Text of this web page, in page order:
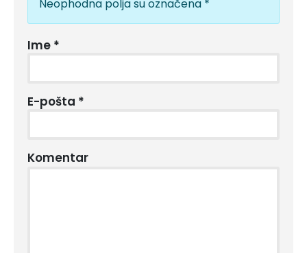
Neophodna polja su označena *
Ime *
E-pošta *
Komentar